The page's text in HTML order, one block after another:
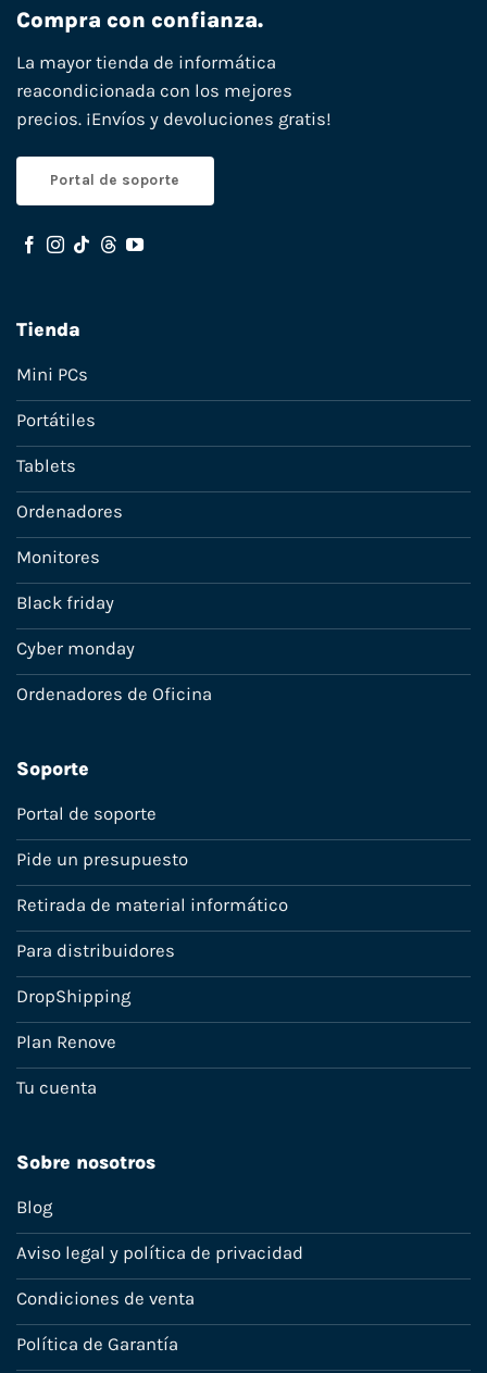
Compra con confianza.
La mayor tienda de informática
reacondicionada con los mejores
precios. ¡Envíos y devoluciones gratis!
Portal de soporte
Tienda
Mini PCs
Portátiles
Tablets
Ordenadores
Monitores
Black friday
Cyber monday
Ordenadores de Oficina
Soporte
Portal de soporte
Pide un presupuesto
Retirada de material informático
Para distribuidores
DropShipping
Plan Renove
Tu cuenta
Sobre nosotros
Blog
Aviso legal y política de privacidad
Condiciones de venta
Política de Garantía